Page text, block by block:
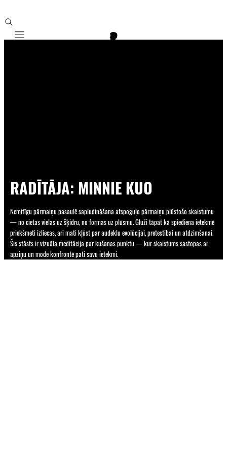
Mobile navigation
RADĪTĀJA: MINNIE KUO
Nemitīgu pārmaiņu pasaulē sapludināšana atspoguļo pārmaiņu plūstošo skaistumu
— no cietas vielas uz šķidru, no formas uz plūsmu. Gluži tāpat kā spiediena ietekmē
priekšmeti izliecas, arī mati kļūst par audeklu evolūcijai, pretestībai un atdzimšanai.
Šis stāsts ir vizuāla meditācija par kušanas punktu — kur skaistums sastopas ar
apziņu un mode konfrontē pati savu ietekmi.